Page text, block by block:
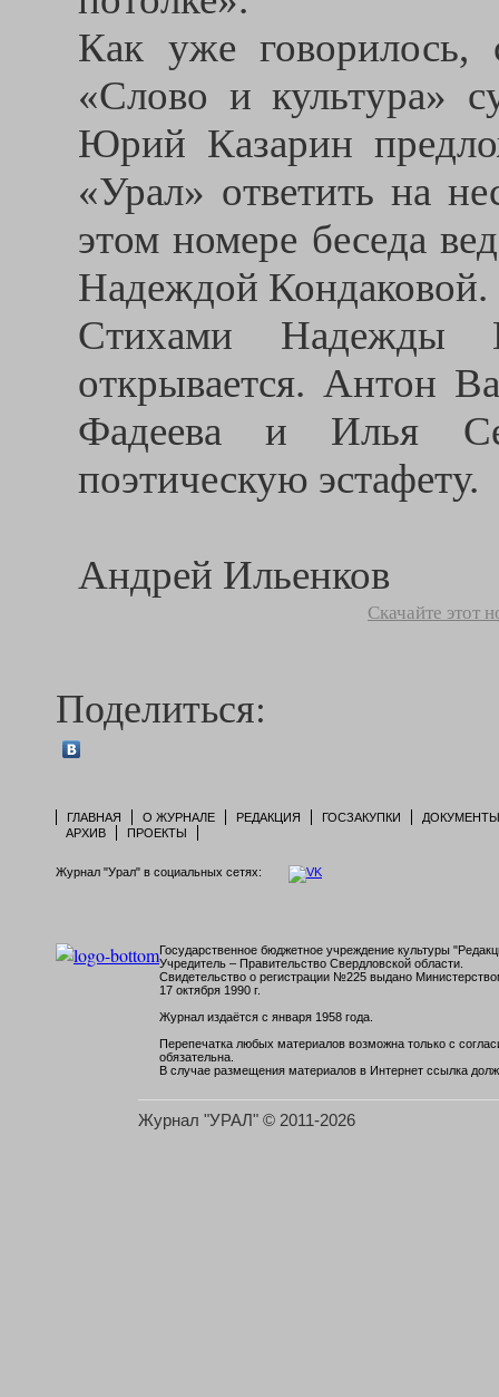
Как уже говорилось,
«Слово и культура»
Юрий Казарин
«Урал» ответить на
этом номере беседа
Надеждой Кондаковой.
Стихами Надежды
открывается. Антон
Фадеева и Илья
поэтическую эстафету.
Андрей Ильенков
Скачайте этот
Поделиться:
ГЛАВНАЯ О ЖУРНАЛЕ РЕДАКЦИЯ ГОСЗАКУПКИ
ДОКУМЕНТЫ
АРХИВ
ПРОЕКТЫ
Журнал "Урал" в социальных сетях:
Государственное бюджетное учреждение культуры
Учредитель – Правительство Свердловской области.
Свидетельство о регистрации №225 выдано
17 октября 1990 г.
Журнал издаётся с января 1958 года.
Перепечатка любых материалов возможна только с
обязательна.
В случае размещения материалов в Интернет ссылка
Журнал "УРАЛ" © 2011-2026